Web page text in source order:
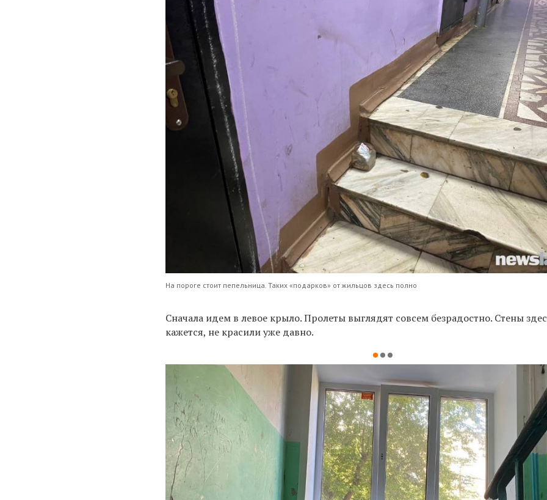
На пороге стоит пепельница. Таких «подарков» от жильцов здесь полно
Сначала идем в левое крыло.Пролеты выглядят совсем безрадостно. Стены
кажется, не красили уже давно.